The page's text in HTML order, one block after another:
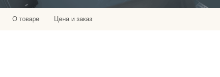
О товаре Цена и заказ